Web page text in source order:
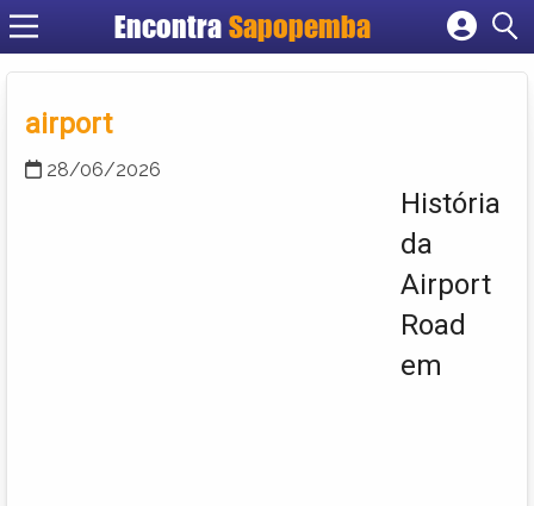
Encontra Sapopemba
Cadastrar empresa
airport
28/06/2026
História
da
Airport
Road
em